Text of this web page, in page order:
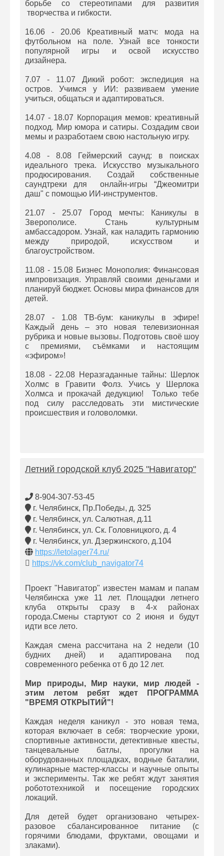
борьбе со стереотипами для развития
творчества и гибкости.
16.06 - 20.06 Креативный матч: мода на
футбольном на поле. Узнай все тонкости
популярной игры и освой искусство
дизайнера.
7.07 - 11.07 Дикий робот: экспедиция на
остров. Учимся у ИИ: развиваем умение
учиться, общаться и адаптироваться.
14.07 - 18.07 Корпорация мемов: креативный
подход. Мир юмора и сатиры. Создадим свои
мемы и разработаем свою настольную игру.
4.08 - 8.08 Геймерский саунд: в поисках
идеального трека. Искусство музыкального
продюсирования. Создай собственные
саундтреки для онлайн-игры “Джеомитри
даш" с помощью ИИ-инструментов.
21.07 - 25.07 Город мечты: Каникулы в
Зверополисе. Стань культурным
амбассадором. Узнай, как наладить гармонию
между природой, искусством и
благоустройством.
11.08 - 15.08 Бизнес Монополия: Финансовая
импровизация. Управляй своими деньгами и
планируй бюджет. Основы мира финансов для
детей.
28.07 - 1.08 ТВ-бум: каникулы в эфире!
Каждый день – это новая телевизионная
рубрика и новые вызовы. Подготовь своё шоу
с премиями, съёмками и настоящим
«эфиром»!
18.08 - 22.08 Неразгаданные тайны: Шерлок
Холмс в Гравити Фолз. Учись у Шерлока
Холмса и прокачай дедукцию! Только тебе
под силу расследовать эти мистические
происшествия и головоломки.
Летний городской клуб 2025 "Навигатор"
8-904-307-53-45
г. Челябинск, Пр.Победы, д. 325
г. Челябинск, ул. Салютная, д.11
г. Челябинск, ул. Ск. Головницкого, д. 4
г. Челябинск, ул. Дзержинского, д.104
https://letolager74.ru/
https://vk.com/club_navigator74
Проект "Навигатор" известен мамам и папам
Челябинска уже 11 лет. Площадки летнего
клуба открыты сразу в 4-х районах
города.Смены стартуют со 2 июня и будут
идти все лето.
Каждая смена рассчитана на 2 недели (10
будних дней) и адаптирована под
современного ребенка от 6 до 12 лет.
Мир природы, Мир науки, мир людей -
этим летом ребят ждет ПРОГРАММА
"ВРЕМЯ ОТКРЫТИЙ"!
Каждая неделя каникул - это новая тема,
которая включает в себя: творческие уроки,
спортивные активности, детективные квесты,
танцевальные батлы, прогулки на
оборудованных площадках, водные баталии,
кулинарные мастер-классы и научные опыты
и эксперименты. Так же ребят ждут занятия
робототехникой и посещение городских
локаций.
Для детей будет организовано четырех-
разовое сбалансированное питание (с
горячими блюдами, фруктами, овощами и
злаками).